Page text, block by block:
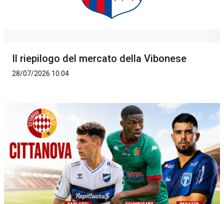
Il riepilogo del mercato della Vibonese
28/07/2026 10:04